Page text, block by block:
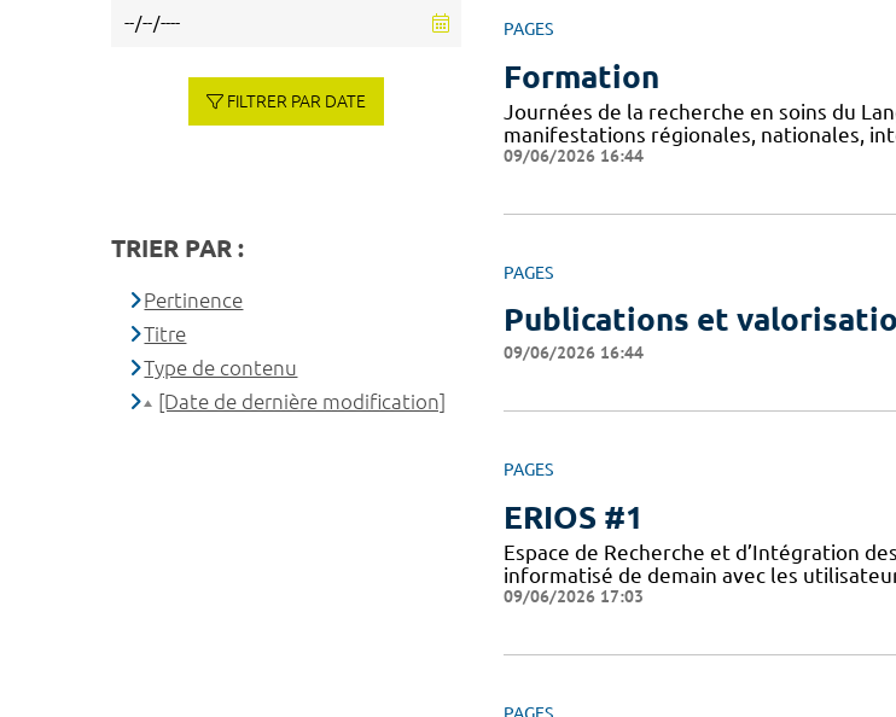
PAGES
Formation
Journées de la recherche en soins du
manifestations régionales, nationales,
09/06/2026 16:44
PAGES
Publications et
09/06/2026 16:44
PAGES
ERIOS #1
Espace de Recherche et d’Intégration
informatisé de demain avec les
09/06/2026 17:03
FILTRER PAR DATE
TRIER PAR :
Pertinence
Titre
Type de contenu
[Date de dernière modification]